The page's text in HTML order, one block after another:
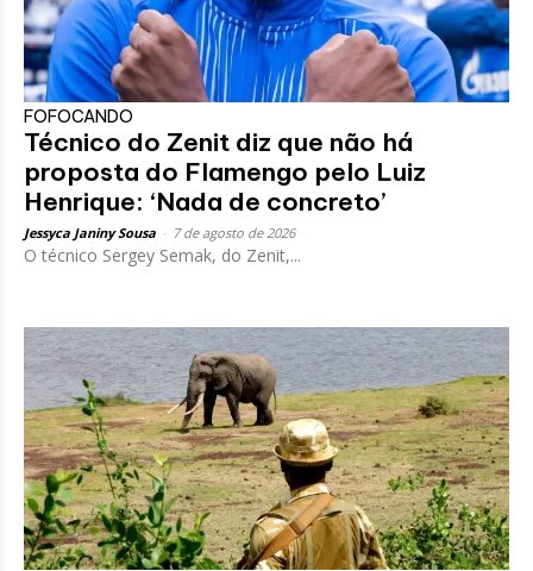
FOFOCANDO
Técnico do Zenit diz que não há
proposta do Flamengo pelo Luiz
Henrique: ‘Nada de concreto’
Jessyca Janiny Sousa 7 de agosto de 2026
O técnico Sergey Semak, do Zenit,...